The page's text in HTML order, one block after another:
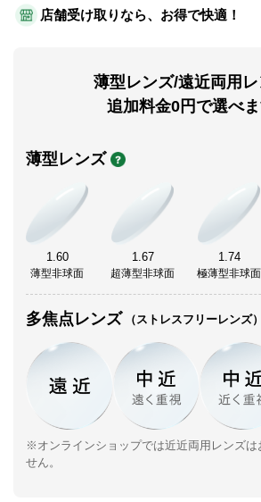
店舗受け取りなら、お得で快適！
薄型レンズ/遠近両用レ
追加料金0円で選べま
薄型レンズ
1.60
薄型非球面
1.67
超薄型非球面
1.74
極薄型非球面
多焦点レンズ （ストレスフリーレンズ）
※オンラインショップでは近近両用レンズは
せん。